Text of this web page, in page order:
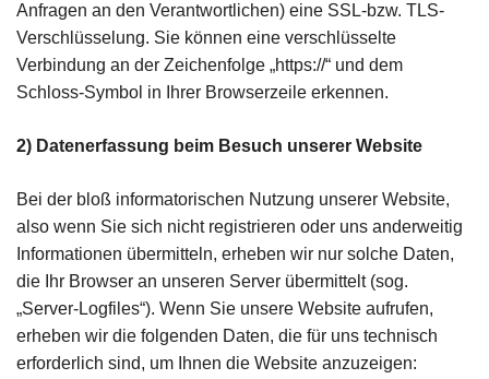
Anfragen an den Verantwortlichen) eine SSL-bzw. TLS-
Verschlüsselung. Sie können eine verschlüsselte
Verbindung an der Zeichenfolge „https://“ und dem
Schloss-Symbol in Ihrer Browserzeile erkennen.
2) Datenerfassung beim Besuch unserer Website
Bei der bloß informatorischen Nutzung unserer Website,
also wenn Sie sich nicht registrieren oder uns anderweitig
Informationen übermitteln, erheben wir nur solche Daten,
die Ihr Browser an unseren Server übermittelt (sog.
„Server-Logfiles“). Wenn Sie unsere Website aufrufen,
erheben wir die folgenden Daten, die für uns technisch
erforderlich sind, um Ihnen die Website anzuzeigen: